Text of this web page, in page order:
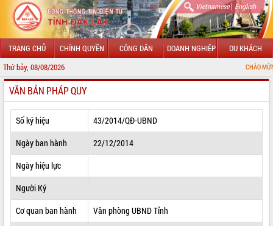
Vietnamese| English
TRANG CHỦ CHÍNH QUYỀN CÔNG DÂN DOANH NGHIỆP DU KHÁCH
Thứ bảy, 08/08/2026 CHÀO MỪNG ĐẾN VỚI
GIỚI THIỆU
LÃNH ĐẠO UBND TỈNH
TIN TỨC SỰ KIỆN
SỞ, BAN, NGÀNH
UBND CÁC XÃ, PHƯỜNG
THÔNG TIN CHỈ ĐẠO ĐIỀU HÀNH
VĂN BẢN PHÁP QUY
Số ký hiệu
43/2014/QĐ-UBND
Ngày ban hành
22/12/2014
Ngày hiệu lực
Người Ký
Cơ quan ban hành
Văn phòng UBND Tỉnh